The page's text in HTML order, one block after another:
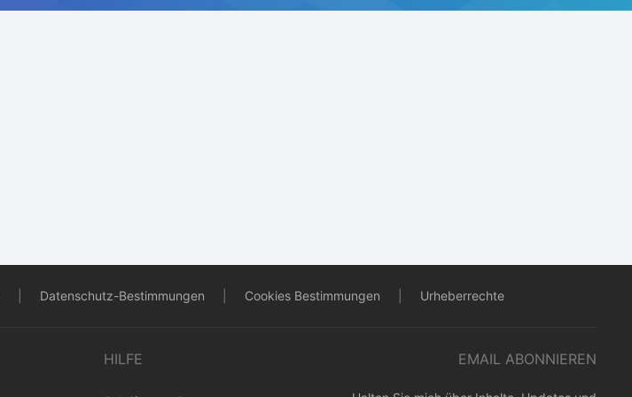
Datenschutz-Bestimmungen Cookies Bestimmungen Urheberrechte
HILFE EMAIL ABONNIEREN